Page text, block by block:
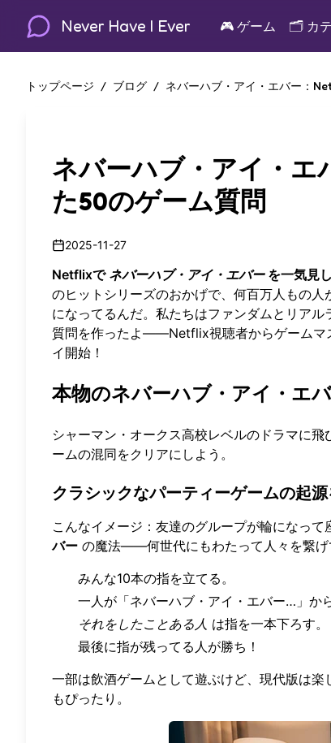
Never Have I Ever 🎮ゲーム 🗂️ カ
トップページ / ブログ / ネバーハブ・アイ・エバー：
ネバーハブ・アイ・
た50のゲーム質問
2025-11-27
Netflixで ネバーハブ・アイ・エバーを一気見
のヒットシリーズのおかげで、何百万人もの人
になってるんだ。私たちはファンダムとリア
質問を作ったよ——Netflix視聴者からゲームマ
イ開始 ！
本物のネバーハブ・アイ・エ
シャーマン・オークス高校レベルのドラマに
ームの混同をクリアにしよう。
クラシックなパーティーゲームの起
こんなイメージ：友達のグループが輪になっ
バー の魔法——何世代にもわたって人々を繋げ
みんな10本の指を立てる。
一人が「ネバーハブ・アイ・エバー…」か
それをしたことある人 は指を一本下ろす。
最後に指が残ってる人が勝ち！
一部は飲酒ゲームとして遊ぶけど、現代版は楽
もぴったり。